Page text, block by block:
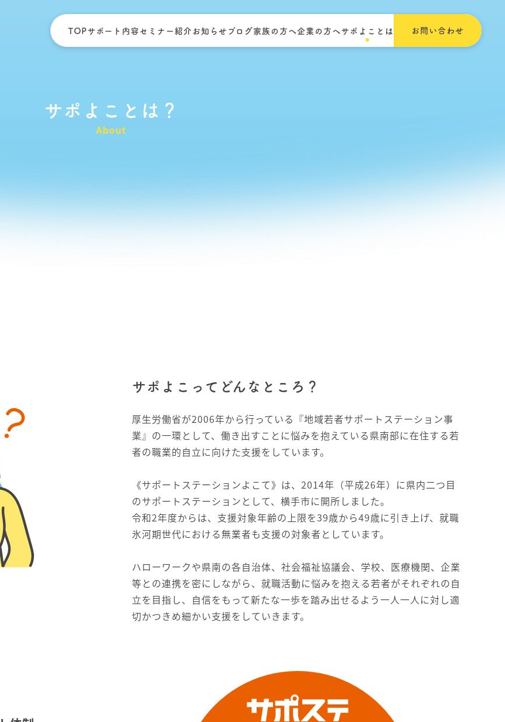
TOP サポート内容 セミナー紹介 お知らせ ブログ 家族の方へ企業の方へサポよことは お問い合わせ
サポよことは？
About
サポよこってどんなところ？
厚生労働省が2006年から行っている『地域若者サポートステーション事
業』の一環として、働き出すことに悩みを抱えている県南部に在住する若
者の職業的自立に向けた支援をしています。
《サポートステーションよこて》は、2014年（平成26年）に県内二つ目
のサポートステーションとして、横手市に開所しました。
令和2年度からは、支援対象年齢の上限を39歳から49歳に引き上げ、就職
氷河期世代における無業者も支援の対象者としています。
ハローワークや県南の各自治体、社会福祉協議会、学校、医療機関、企業
等との連携を密にしながら、就職活動に悩みを抱える若者がそれぞれの自
立を目指し、自信をもって新たな一歩を踏み出せるよう一人一人に対し適
切かつきめ細かい支援をしていきます。